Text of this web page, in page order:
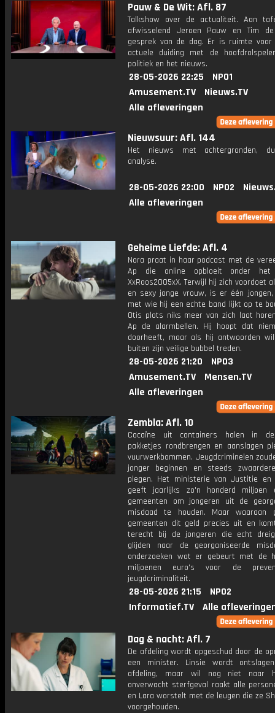
Pauw & De Wit: Afl. 87
Talkshow over de actualiteit. Aan
afwisselend Jeroen Pauw en Tim
gesprek van de dag. Er is ruimte
actuele duiding met de
politiek en het nieuws.
28-05-2026 22:25
NPO1
Amusement.TV
Nieuws.TV
Alle afleveringen
Nieuwsuur: Afl. 144
Het nieuws met achtergronden,
analyse.
28-05-2026 22:00 NPO2
Alle afleveringen
Geheime Liefde: Afl. 4
Nora praat in haar podcast met de
Ap die online opbloeit onder het
XxRoos2005xX. Terwijl hij zich voordoet
en sexy jonge vrouw, is er één jongen,
met wie hij een echte band lijkt op te
Otis plots niks meer van zich laat
Ap de alarmbellen. Hij hoopt dat
doorheeft, maar als hij antwoorden
buiten zijn veilige bubbel treden.
28-05-2026 21:20
NPO3
Amusement.TV
Mensen.TV
Alle afleveringen
Zembla: Afl. 10
Cocaïne uit containers halen in
pakketjes rondbrengen en aanslagen
vuurwerkbommen. Jeugdcriminelen
jonger beginnen en steeds
plegen. Het ministerie van Justitie en
geeft jaarlijks zo'n honderd miljoen
gemeenten om jongeren uit de
misdaad te houden. Maar waaraan
gemeenten dit geld precies uit en
terecht bij de jongeren die echt
glijden naar de georganiseerde
onderzoeken wat er gebeurt met de
miljoenen euro's voor de
jeugdcriminaliteit.
28-05-2026 21:15
NPO2
Informatief.TV
Alle
Dag & nacht: Afl. 7
De afdeling wordt opgeschud door de
een minister. Linsie wordt
afdeling, maar wil nog niet naar
onverwacht sterfgeval raakt alle
en Lara worstelt met de leugen die ze
voorgehouden.